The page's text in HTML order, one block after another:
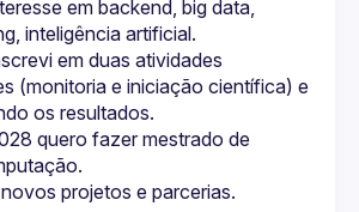
em backend, big data,
em duas atividades
(monitoria e iniciação científica) e
quero fazer mestrado de